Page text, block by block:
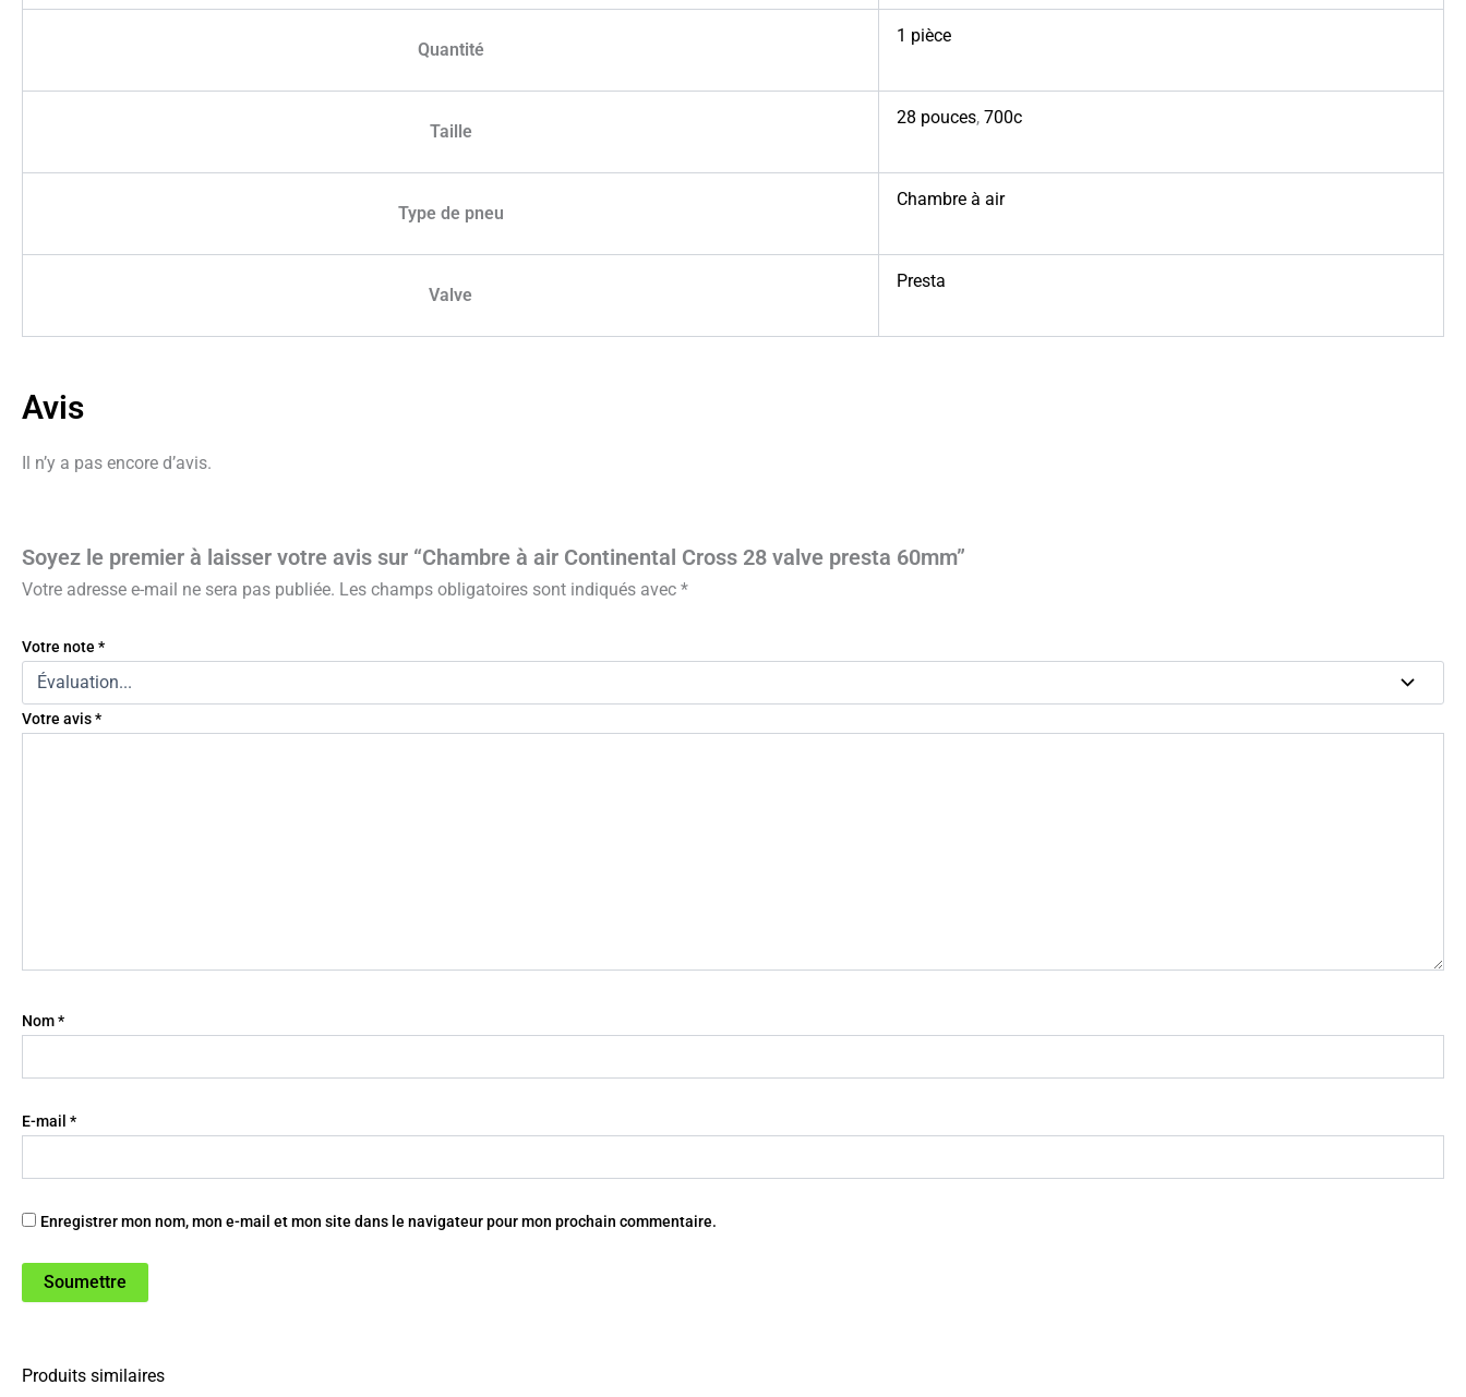
Quantité
1 pièce
Taille
28 pouces, 700c
Type de pneu
Chambre à air
Valve
Presta
Avis
Il n’y a pas encore d’avis.
Soyez le premier à laisser votre avis sur “Chambre à air Continental Cross 28 valve presta 60mm”
Votre adresse e-mail ne sera pas publiée. Les champs obligatoires sont indiqués avec *
Votre note *
Votre avis*
Nom*
E-mail *
Enregistrer mon nom, mon e-mail et mon site dans le navigateur pour mon prochain commentaire.
Produits similaires